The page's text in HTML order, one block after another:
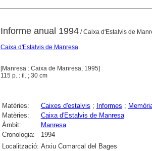
Informe anual 1994/ Caixa d'Estalvis de
Caixa d'Estalvis de Manresa.
[Manresa : Caixa de Manresa, 1995]
115 p. : il. ; 30 cm
Matèries: Caixes d'estalvis ; Informes ;
Matèries:
Caixa d'Estalvis de Manresa
Àmbit:
Manresa
Cronologia:
1994
Localització: Arxiu Comarcal del Bages